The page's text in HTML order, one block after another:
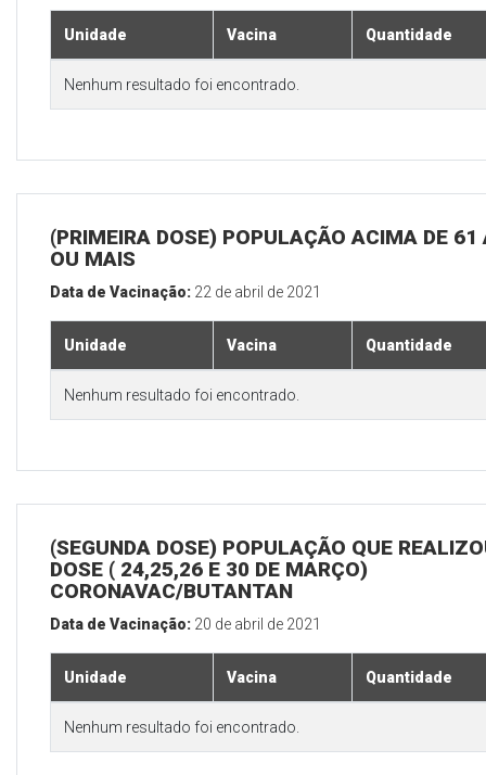
Unidade Vacina Quantidade
Nenhum resultado foi encontrado.
(PRIMEIRA DOSE) POPULAÇÃO ACIMA DE 61
OU MAIS
Data de Vacinação: 22 de abril de 2021
Unidade Vacina Quantidade
Nenhum resultado foi encontrado.
(SEGUNDA DOSE) POPULAÇÃO QUE
DOSE ( 24,25,26 E 30 DE MARÇO)
CORONAVAC/BUTANTAN
Data de Vacinação: 20 de abril de 2021
Unidade Vacina Quantidade
Nenhum resultado foi encontrado.